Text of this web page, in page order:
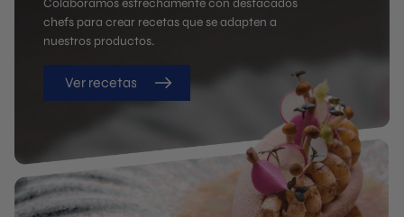
Colaboramos estrechamente con destacados
chefs para crear recetas que se adapten a
nuestros productos.
Ver recetas